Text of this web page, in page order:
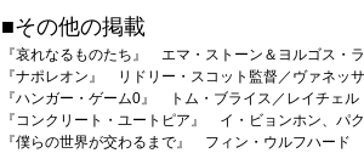
■その他の掲載
『哀れなるものたち』 エマ・ストーン＆ヨルゴス・
『ナポレオン』 リドリー・スコット監督／ヴァネッ
『ハンガー・ゲーム0』 トム・ブライス／レイチェル
『コンクリート・ユートピア』 イ・ビョンホン、パ
『僕らの世界が交わるまで』 フィン・ウルフハード